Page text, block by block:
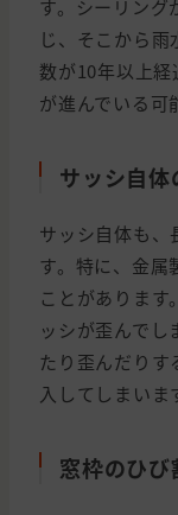
す。シーリング
じ、そこから
数が10年以上
が進んでいる可
サッシ自
サッシ自体も、
す。特に、金属
ことがありま
ッシが歪んでし
たり歪んだりす
入してしまいま
窓枠のひび